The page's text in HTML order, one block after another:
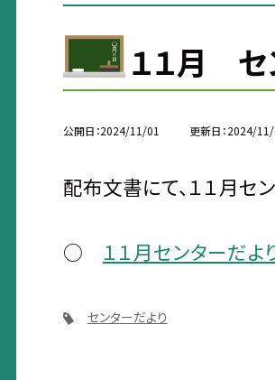
１１月 セ
公開日 2024/11/01 更新日 2024/11/
配布文書にて、１１月セ
○ １１月センターだよ
センターだより